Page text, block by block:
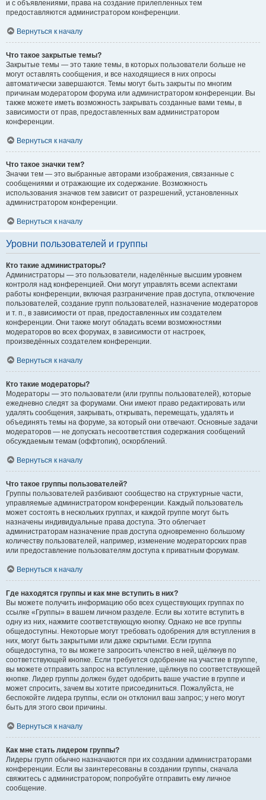
и с объявлениями, права на создание прилепленных тем
предоставляются администратором конференции.
Вернуться к началу
Что такое закрытые темы?
Закрытые темы — это такие темы, в которых пользователи больше не
могут оставлять сообщения, и все находящиеся в них опросы
автоматически завершаются. Темы могут быть закрыты по многим
причинам модератором форума или администратором конференции. Вы
также можете иметь возможность закрывать созданные вами темы, в
зависимости от прав, предоставленных вам администратором
конференции.
Вернуться к началу
Что такое значки тем?
Значки тем — это выбранные авторами изображения, связанные с
сообщениями и отражающие их содержание. Возможность
использования значков тем зависит от разрешений, установленных
администратором конференции.
Вернуться к началу
Уровни пользователей и группы
Кто такие администраторы?
Администраторы — это пользователи, наделённые высшим уровнем
контроля над конференцией. Они могут управлять всеми аспектами
работы конференции, включая разграничение прав доступа, отключение
пользователей, создание групп пользователей, назначение модераторов
и т. п., в зависимости от прав, предоставленных им создателем
конференции. Они также могут обладать всеми возможностями
модераторов во всех форумах, в зависимости от настроек,
произведённых создателем конференции.
Вернуться к началу
Кто такие модераторы?
Модераторы — это пользователи (или группы пользователей), которые
ежедневно следят за форумами. Они имеют право редактировать или
удалять сообщения, закрывать, открывать, перемещать, удалять и
объединять темы на форуме, за который они отвечают. Основные задачи
модераторов — не допускать несоответствия содержания сообщений
обсуждаемым темам (оффтопик), оскорблений.
Вернуться к началу
Что такое группы пользователей?
Группы пользователей разбивают сообщество на структурные части,
управляемые администратором конференции. Каждый пользователь
может состоять в нескольких группах, и каждой группе могут быть
назначены индивидуальные права доступа. Это облегчает
администраторам назначение прав доступа одновременно большому
количеству пользователей, например, изменение модераторских прав
или предоставление пользователям доступа к приватным форумам.
Вернуться к началу
Где находятся группы и как мне вступить в них?
Вы можете получить информацию обо всех существующих группах по
ссылке «Группы» в вашем личном разделе. Если вы хотите вступить в
одну из них, нажмите соответствующую кнопку. Однако не все группы
общедоступны. Некоторые могут требовать одобрения для вступления в
них, могут быть закрытыми или даже скрытыми. Если группа
общедоступна, то вы можете запросить членство в ней, щёлкнув по
соответствующей кнопке. Если требуется одобрение на участие в группе,
вы можете отправить запрос на вступление, щёлкнув по соответствующей
кнопке. Лидер группы должен будет одобрить ваше участие в группе и
может спросить, зачем вы хотите присоединиться. Пожалуйста, не
беспокойте лидера группы, если он отклонил ваш запрос; у него могут
быть для этого свои причины.
Вернуться к началу
Как мне стать лидером группы?
Лидеры групп обычно назначаются при их создании администраторами
конференции. Если вы заинтересованы в создании группы, сначала
свяжитесь с администратором; попробуйте отправить ему личное
сообщение.